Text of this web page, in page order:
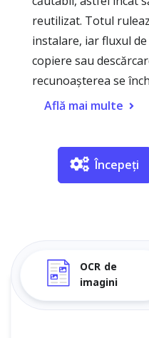
reutilizat. Totul
instalare, iar fluxul
copiere sau
recunoașterea se
Află mai multe
Începeți
OCR de
imagini